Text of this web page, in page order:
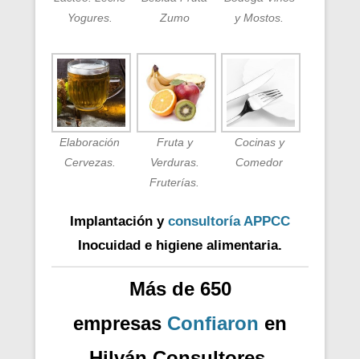
Yogures.
Zumo
y Mostos.
Elaboración
Cervezas.
Fruta y
Verduras.
Fruterías.
Cocinas y
Comedor
Implantación y consultoría APPCC
Inocuidad e higiene alimentaria.
Más de 650
empresas Confiaron en